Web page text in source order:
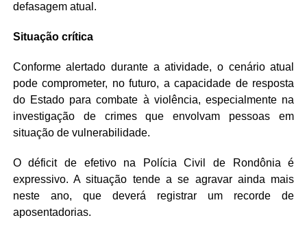
defasagem atual.
Situação crítica
Conforme alertado durante a atividade, o cenário atual
pode comprometer, no futuro, a capacidade de resposta
do Estado para combate à violência, especialmente na
investigação de crimes que envolvam pessoas em
situação de vulnerabilidade.
O déficit de efetivo na Polícia Civil de Rondônia é
expressivo. A situação tende a se agravar ainda mais
neste ano, que deverá registrar um recorde de
aposentadorias.